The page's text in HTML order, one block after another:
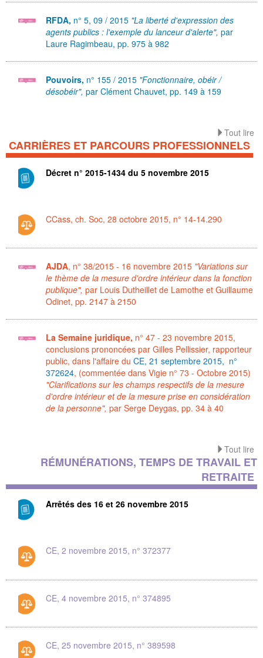
RFDA, n° 5, 09 / 2015 "La liberté d'expression des
agents publics : l'exemple du lanceur d'alerte", par
Laure Ragimbeau, pp. 975 à 982
Pouvoirs, n° 155 / 2015 "Fonctionnaire, obéir /
désobéir", par Clément Chauvet, pp. 149 à 159
Tout lire
CARRIÈRES ET PARCOURS PROFESSIONNELS
Décret n° 2015-1434 du 5 novembre 2015
CCass, ch. Soc, 28 octobre 2015, n° 14-14.290
AJDA, n° 38/2015 - 16 novembre 2015 "Variations sur
le thème de la mesure d'ordre intérieur dans la fonction
publique", par Louis Dutheillet de Lamothe et Guillaume
Odinet, pp. 2147 à 2150
La Semaine juridique, n° 47 - 23 novembre 2015,
conclusions prononcées par Gilles Pellissier, rapporteur
public, dans l'affaire du CE, 21 septembre 2015, n°
372624, (commentée dans Vigie n° 73 - Octobre 2015)
"Clarifications sur les champs respectifs de la mesure
d'ordre intérieur et de la mesure prise en considération
de la personne", par Serge Deygas, pp. 34 à 40
Tout lire
RÉMUNÉRATIONS, TEMPS DE TRAVAIL ET
RETRAITE
Arrêtés des 16 et 26 novembre 2015
CE, 2 novembre 2015, n° 372377
CE, 4 novembre 2015, n° 374895
CE, 25 novembre 2015, n° 389598